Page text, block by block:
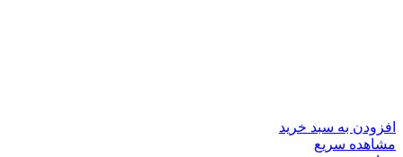
افزودن به سبد خرید
مشاهده سریع